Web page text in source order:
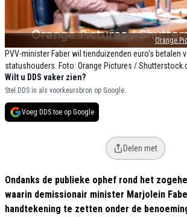
Orange
PVV-minister Faber wil tienduizenden euro's betalen
statushouders. Foto: Orange Pictures /
Wilt u DDS vaker zien?
Stel DDS in als voorkeursbron op Google.
Voeg DDS toe op Google
Delen met
Ondanks de publieke ophef rond het
waarin demissionair minister Marjolein
handtekening te zetten onder de